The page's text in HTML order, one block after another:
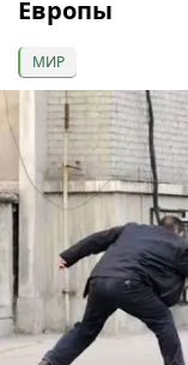
Европы
МИР